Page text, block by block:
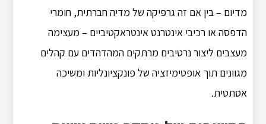
מדיום – בין אם זה גרפיקה של מדיה חברתית, חומרי
הדפסה או רכיבי אינטרנט אינטראקטיביים – מעצימה
מעצבים ליצור נרטיבים מרתקים המהדהדים עם קהלים
מגוונים תוך אופטימיזציה של פונקציונליות ומשיכה
אסתטית.